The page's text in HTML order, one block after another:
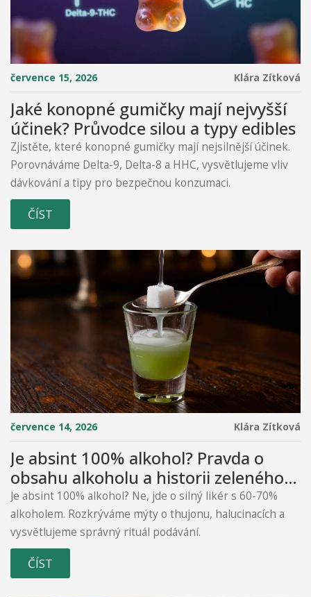
července 15, 2026 Klára Zítková
Jaké konopné gumičky mají nejvyšší
účinek? Průvodce silou a typy edibles
Zjistěte, které konopné gumičky mají nejsilnější účinek.
Porovnáváme Delta-9, Delta-8 a HHC, vysvětlujeme vliv
dávkování a tipy pro bezpečnou konzumaci.
ČÍST
července 14, 2026 Klára Zítková
Je absint 100% alkohol? Pravda o
obsahu alkoholu a historii zeleného
ďábla
Je absint 100% alkohol? Ne, jde o silný likér s 60-70%
alkoholem. Rozkrýváme mýty o thujonu, halucinacích a
vysvětlujeme správný rituál podávání.
ČÍST